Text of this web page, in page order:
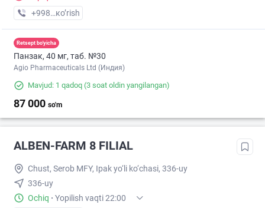
+998 (95) XXX-XX-XX
кo’rish
Retsept bo'yicha
Панзак, 40 мг, таб. №30
Agio Pharmaceuticals Ltd (Индия)
Mavjud: 1 qadoq (3 soat oldin yangilangan)
87 000 so'm
ALBEN-FARM 8 FILIAL
Chust, Serob MFY, Ipak yo‘li ko‘chasi, 336-uy
336-uy
Ochiq · Yopilish vaqti 22:00